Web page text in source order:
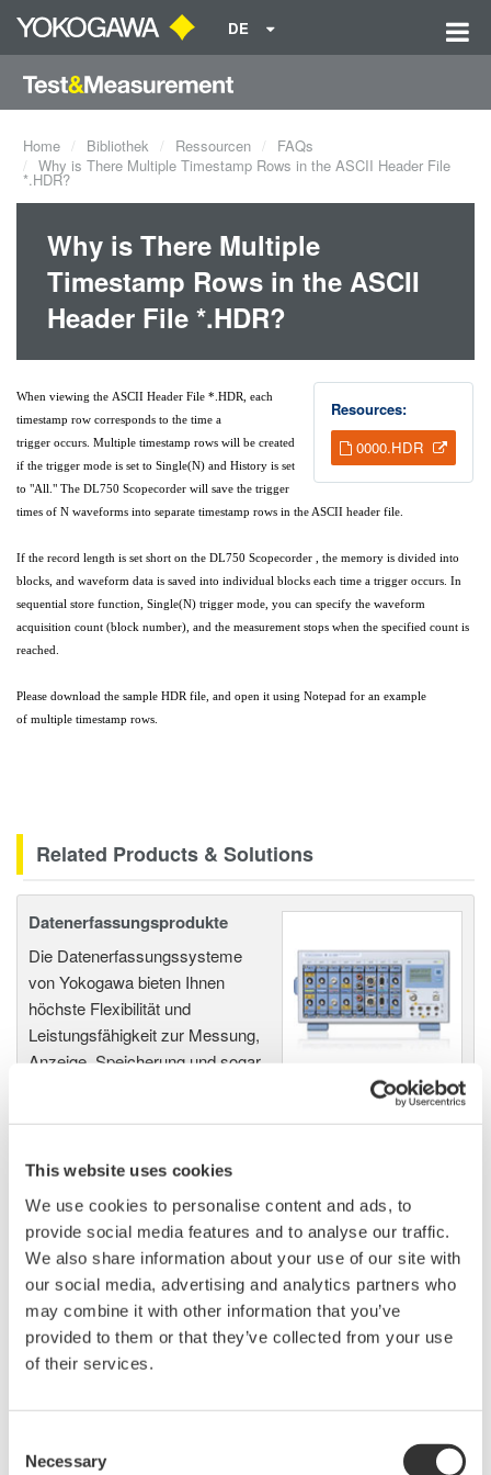
This website uses cookies
We use cookies to personalise content and ads, to
provide social media features and to analyse our traffic.
We also share information about your use of our site with
our social media, advertising and analytics partners who
may combine it with other information that you’ve
provided to them or that they’ve collected from your use
of their services.
Selection
Necessary
DE
Home Bibliothek Ressourcen
FAQs
Why is There Multiple Timestamp Rows in the ASCII Header File
*.HDR?
Why is There Multiple
Timestamp Rows in the ASCII
Header File *.HDR?
Resources:
0000.HDR
When viewing the ASCII Header File *.HDR, each
timestamp row corresponds to the time a
trigger occurs. Multiple timestamp rows will be created
if the trigger mode is set to Single(N) and History is set
to "All." The DL750 Scopecorder will save the trigger
times of N waveforms into separate timestamp rows in the ASCII header file.
If the record length is set short on the DL750 Scopecorder , the memory is divided into
blocks, and waveform data is saved into individual blocks each time a trigger occurs. In
sequential store function, Single(N) trigger mode, you can specify the waveform
acquisition count (block number), and the measurement stops when the specified count is
reached.
Please download the sample HDR file, and open it using Notepad for an example
of multiple timestamp rows.
Related Products & Solutions
Datenerfassungsprodukte
Die Datenerfassungssysteme
von Yokogawa bieten Ihnen
höchste Flexibilität und
Leistungsfähigkeit zur Messung,
Anzeige, Speicherung und sogar
zur Auslösung unterschiedlichster physikalischer oder
Oszilloskope
Erstklassige Digital-Oszilloskope
von Yokogawa: Die Digital-
Oszilloskope zeichnen sich
durch eine hohe Abtastrate und
eine große Auswahl von
und der Entwicklung von elektronischen Bauteilen und
Geräten. Die ScopeCorder kombinieren die Vorteile sowohl
von einem Digital-Oszilloskop, als auch von einem